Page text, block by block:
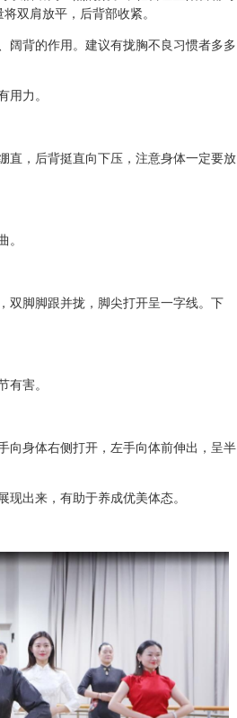
双肩放平，后背部收紧。
背的作用。建议有拢胸不良习惯者多多
力。
，后背挺直向下压，注意身体一定要放
脚脚跟并拢，脚尖打开呈一字线。下
害。
身体右侧打开，左手向体前伸出，呈半
出来，有助于养成优美体态。